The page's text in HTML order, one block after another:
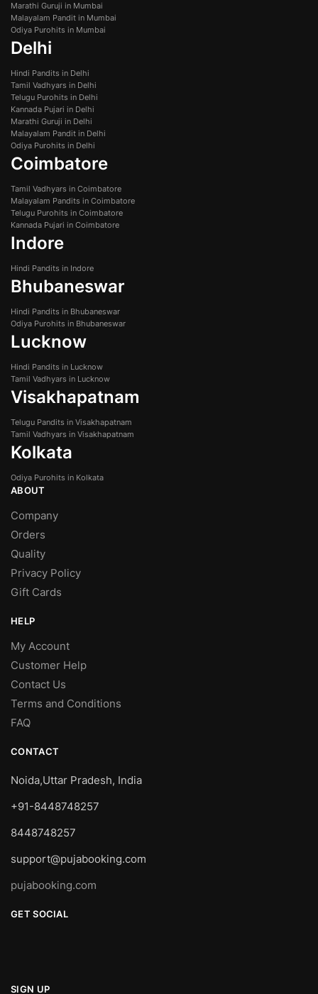
Marathi Guruji in Mumbai
Malayalam Pandit in Mumbai
Odiya Purohits in Mumbai
Delhi
Hindi Pandits in Delhi
Tamil Vadhyars in Delhi
Telugu Purohits in Delhi
Kannada Pujari in Delhi
Marathi Guruji in Delhi
Malayalam Pandit in Delhi
Odiya Purohits in Delhi
Coimbatore
Tamil Vadhyars in Coimbatore
Malayalam Pandits in Coimbatore
Telugu Purohits in Coimbatore
Kannada Pujari in Coimbatore
Indore
Hindi Pandits in Indore
Bhubaneswar
Hindi Pandits in Bhubaneswar
Odiya Purohits in Bhubaneswar
Lucknow
Hindi Pandits in Lucknow
Tamil Vadhyars in Lucknow
Visakhapatnam
Telugu Pandits in Visakhapatnam
Tamil Vadhyars in Visakhapatnam
Kolkata
Odiya Purohits in Kolkata
ABOUT
Company
Orders
Quality
Privacy Policy
Gift Cards
HELP
My Account
Customer Help
Contact Us
Terms and Conditions
FAQ
CONTACT
Noida,Uttar Pradesh, India
+91-8448748257
8448748257
support@pujabooking.com
pujabooking.com
GET SOCIAL
SIGN UP